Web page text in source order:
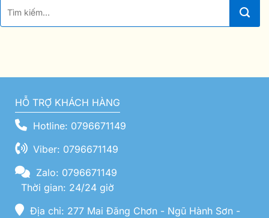
HỖ TRỢ KHÁCH HÀNG
Hotline: 0796671149
Viber: 0796671149
Zalo: 0796671149
Thời gian: 24/24 giờ
Địa chỉ: 277 Mai Đăng Chơn - Ngũ Hành Sơn -